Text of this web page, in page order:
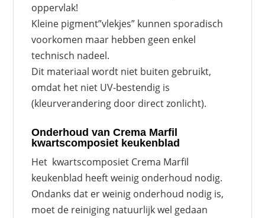
oppervlak!
Kleine pigment”vlekjes” kunnen sporadisch
voorkomen maar hebben geen enkel
technisch nadeel.
Dit materiaal wordt niet buiten gebruikt,
omdat het niet UV-bestendig is
(kleurverandering door direct zonlicht).
Onderhoud van Crema Marfil
kwartscomposiet keukenblad
Het kwartscomposiet Crema Marfil
keukenblad heeft weinig onderhoud nodig.
Ondanks dat er weinig onderhoud nodig is,
moet de reiniging natuurlijk wel gedaan